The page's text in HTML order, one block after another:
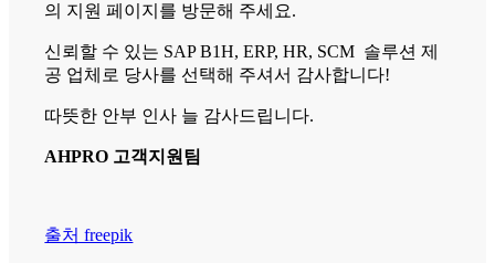
의 지원 페이지를 방문해 주세요.
신뢰할 수 있는 SAP B1H, ERP, HR, SCM 솔루션 제
공 업체로 당사를 선택해 주셔서 감사합니다!
따뜻한 안부 인사 늘 감사드립니다.
AHPRO 고객지원팀
출처 freepik